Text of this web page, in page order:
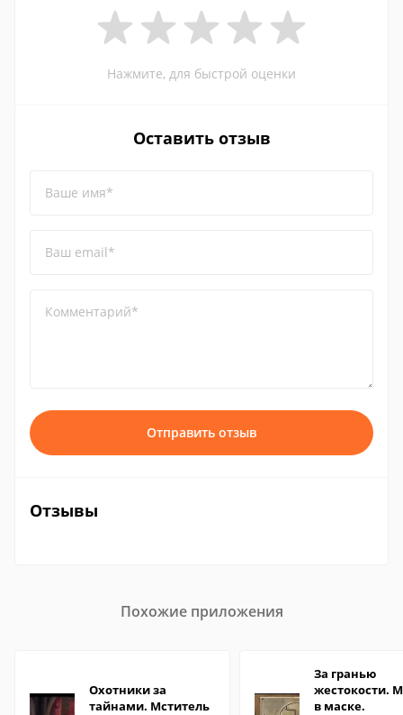
Нажмите, для быстрой оценки
Оставить отзыв
Ваше имя*
Ваш email*
Комментарий*
Отправить отзыв
Отзывы
Похожие приложения
Охотники за
тайнами. Мститель
За гранью
жестокости.
в маске.